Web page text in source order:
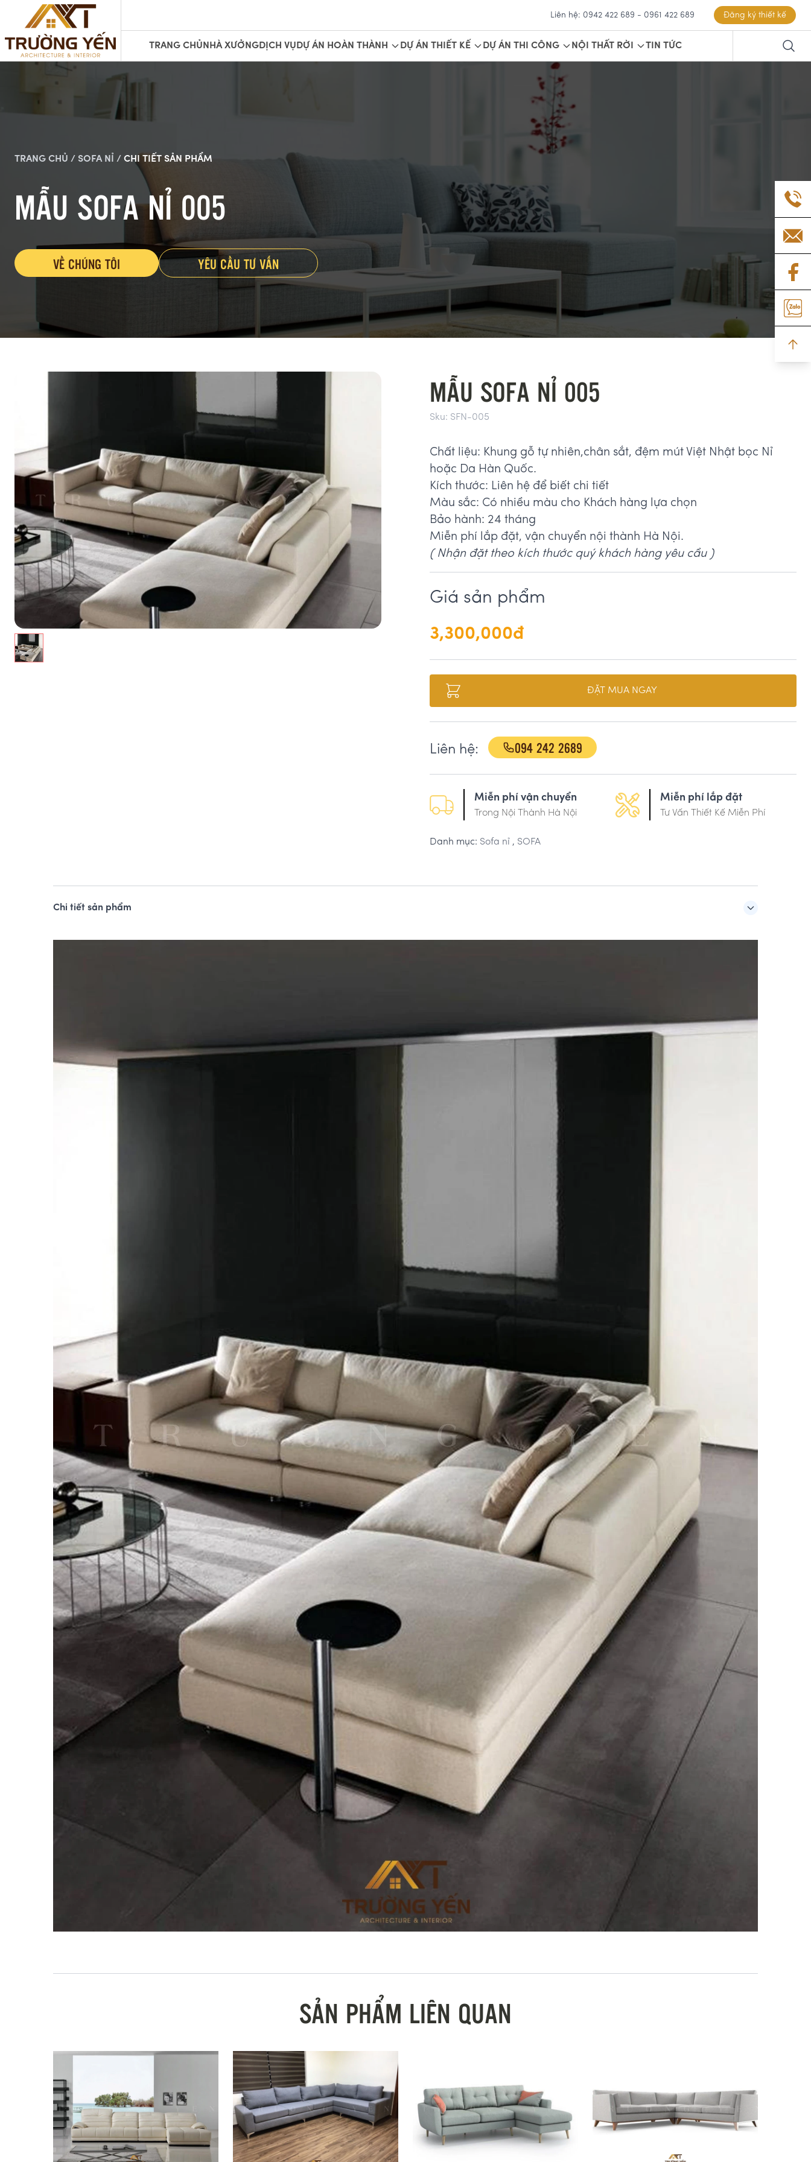
Liên hệ: 0942 422 689 - 0961 422 689 Đăng ký thiết kế
TRANG CHỦ NHÀ XƯỞNGDỊCH VỤ DỰ ÁN HOÀN THÀNH DỰ ÁN THIẾT KẾ DỰ ÁN THI CÔNG NỘI THẤT RỜI TIN TỨC
TRANG CHỦ / SOFA NỈ / CHI TIẾT SẢN PHẨM
MẪU SOFA NỈ 005
VỀ CHÚNG TÔI YÊU CẦU TƯ VẤN
MẪU SOFA NỈ 005
Sku: SFN-005
Chất liệu: Khung gỗ tự nhiên,chân sắt, đệm mút Việt Nhật bọc Nỉ
hoặc Da Hàn Quốc.
Kích thước: Liên hệ để biết chi tiết
Màu sắc: Có nhiều màu cho Khách hàng lựa chọn
Bảo hành: 24 tháng
Miễn phí lắp đặt, vận chuyển nội thành Hà Nội.
( Nhận đặt theo kích thước quý khách hàng yêu cầu )
Giá sản phẩm
3,300,000đ
ĐẶT MUA NGAY
Liên hệ: 094 242 2689
Miễn phí vận chuyển
Trong Nội Thành Hà Nội
Miễn phí lắp đặt
Tư Vấn Thiết Kế Miễn Phí
Danh mục: Sofa nỉ , SOFA
Chi tiết sản phẩm
SẢN PHẨM LIÊN QUAN